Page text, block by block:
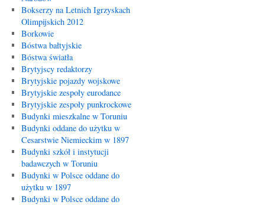
Bokserzy na Letnich Igrzyskach
Olimpijskich 2012
Borkowie
Bóstwa bałtyjskie
Bóstwa światła
Brytyjscy redaktorzy
Brytyjskie pojazdy wojskowe
Brytyjskie zespoły eurodance
Brytyjskie zespoły punkrockowe
Budynki mieszkalne w Toruniu
Budynki oddane do użytku w
Cesarstwie Niemieckim w 1897
Budynki szkół i instytucji
badawczych w Toruniu
Budynki w Polsce oddane do
użytku w 1897
Budynki w Polsce oddane do